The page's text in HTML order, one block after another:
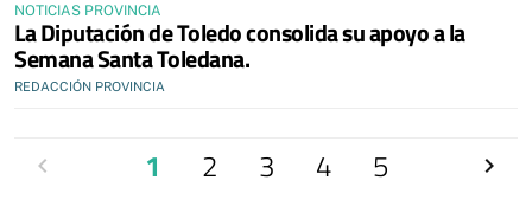
NOTICIAS PROVINCIA
La Diputación de Toledo consolida su apoyo a la
Semana Santa Toledana.
REDACCIÓN PROVINCIA
1 2 3 4 5